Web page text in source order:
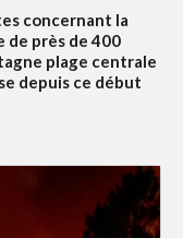
concernant la
de près de 400
plage centrale
depuis ce début